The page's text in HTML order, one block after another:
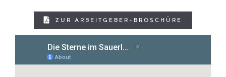
ZUR ARBEITGEBER-BROSCHÜRE